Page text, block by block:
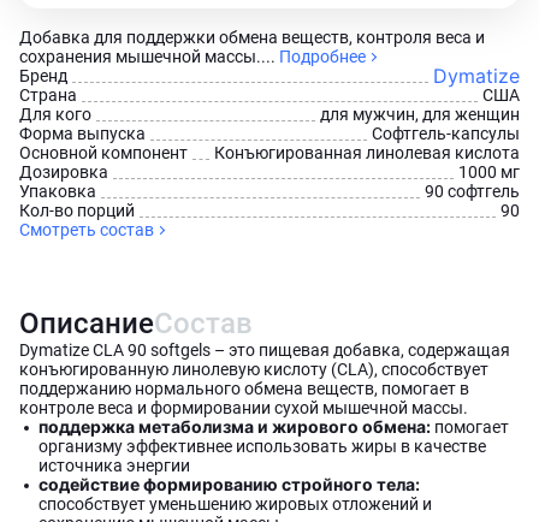
Добавка для поддержки обмена веществ, контроля веса и
сохранения мышечной массы.... Подробнее
Бренд
Dymatize
Страна
США
Для кого
для мужчин, для женщин
Форма выпуска
Софтгель-капсулы
Основной компонент
Конъюгированная линолевая кислота
Дозировка
1000 мг
Упаковка
90 софтгель
Кол-во порций
90
Смотреть состав
ОписаниеСостав
Dymatize CLA 90 softgels – это пищевая добавка, содержащая
конъюгированную линолевую кислоту (CLA), способствует
поддержанию нормального обмена веществ, помогает в
контроле веса и формировании сухой мышечной массы.
поддержка метаболизма и жирового обмена: помогает
организму эффективнее использовать жиры в качестве
источника энергии
содействие формированию стройного тела:
способствует уменьшению жировых отложений и